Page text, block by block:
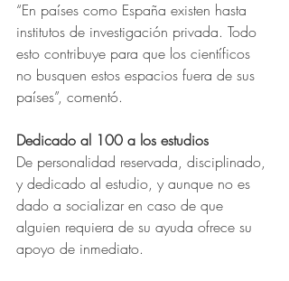
“En países como España existen hasta
institutos de investigación privada. Todo
esto contribuye para que los científicos
no busquen estos espacios fuera de sus
países”, comentó.
Dedicado al 100 a los estudios
De personalidad reservada, disciplinado,
y dedicado al estudio, y aunque no es
dado a socializar en caso de que
alguien requiera de su ayuda ofrece su
apoyo de inmediato.